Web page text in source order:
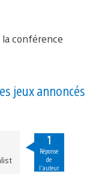
jeux annoncés
1
Réponse
de
l'auteur